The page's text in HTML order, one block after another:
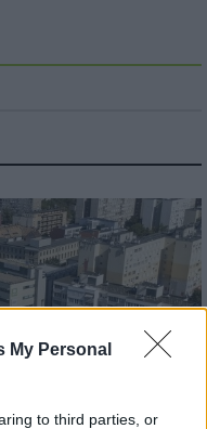
My Personal
to third parties, or